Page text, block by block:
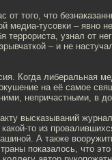
того, что
медиа-тусовки – явно
узнал от
– и не
Когда либеральная
на её самое
непричастными, в
высказываний
то из
А также
показалось, что